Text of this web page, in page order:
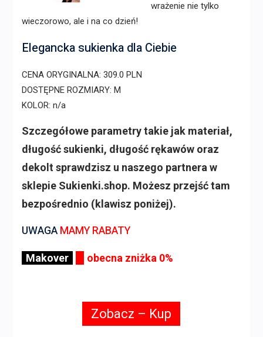
wrażenie nie tylko
wieczorowo, ale i na co dzień!
Elegancka sukienka dla Ciebie
CENA ORYGINALNA: 309.0 PLN
DOSTĘPNE ROZMIARY: M
KOLOR: n/a
Szczegółowe parametry takie jak materiał,
długość sukienki, długość rękawów oraz
dekolt sprawdzisz u naszego partnera w
sklepie Sukienki.shop. Możesz przejść tam
bezpośrednio (klawisz poniżej).
UWAGAMAMY RABATY
Makover obecna zniżka 0%
Zobacz – Kup